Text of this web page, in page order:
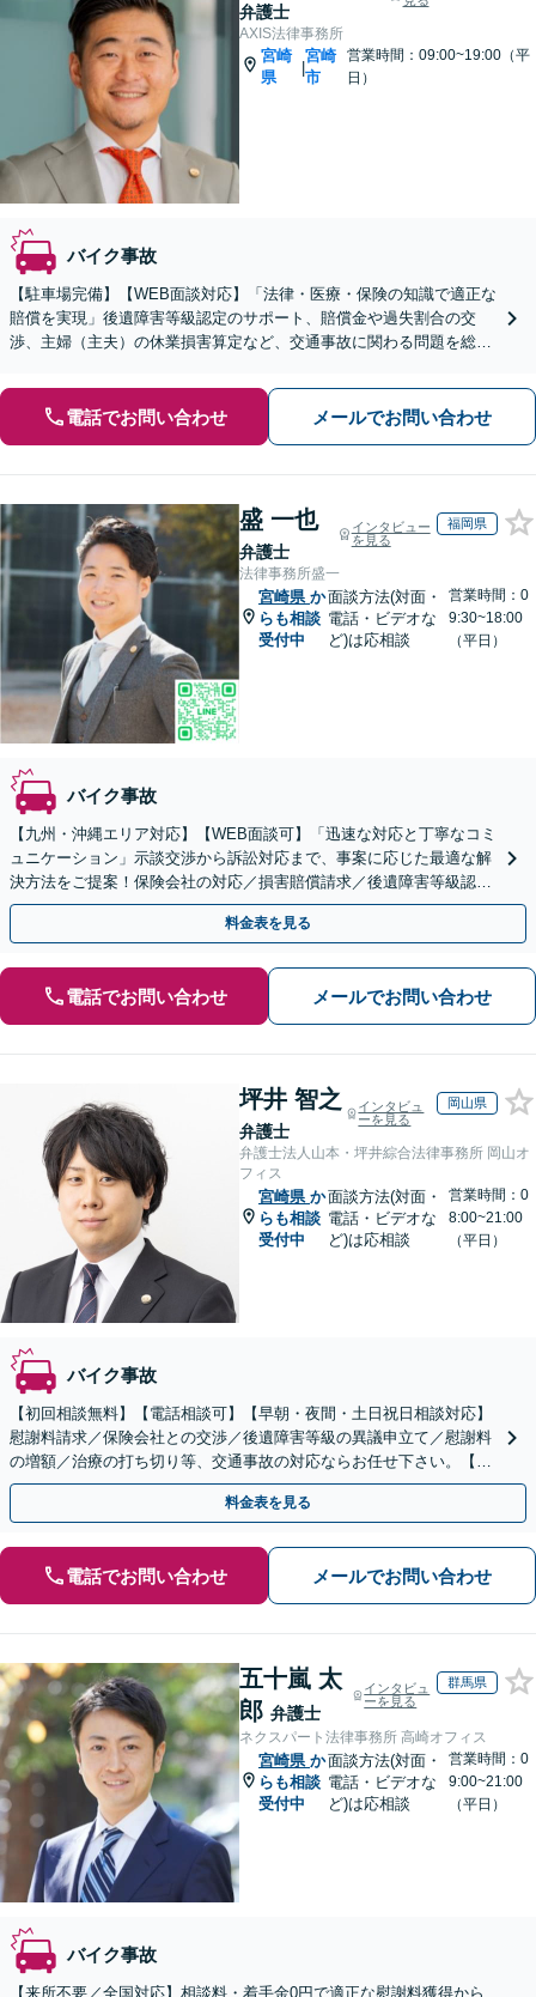
弁護士
AXIS法律事務所
宮崎
県
|
宮崎
市
営業時間：09:00~19:00（平
日）
バイク事故
【駐車場完備】【WEB面談対応】「法律・医療・保険の知識で適正な
賠償を実現」後遺障害等級認定のサポート、賠償金や過失割合の交
渉、主婦（主夫）の休業損害算定など、交通事故に関わる問題を総合
電話でお問い合わせ メールでお問い合わせ
盛 一也
弁護士
インタビュー
を見る
福岡県
法律事務所盛一
宮崎県 か
らも相談
受付中
面談方法(対面・
電話・ビデオな
ど)は応相談
営業時間：0
9:30~18:00
（平日）
バイク事故
【九州・沖縄エリア対応】【WEB面談可】「迅速な対応と丁寧なコミ
ュニケーション」示談交渉から訴訟対応まで、事案に応じた最適な解
決方法をご提案！保険会社の対応／損害賠償請求／後遺障害等級認定
／休業損害／示談交渉／治療費の打ち切り／死亡事故など
料金表を見る
電話でお問い合わせ メールでお問い合わせ
坪井 智之
弁護士
インタビュ
ーを見る
岡山県
弁護士法人山本・坪井綜合法律事務所 岡山オ
フィス
宮崎県 か
らも相談
受付中
面談方法(対面・
電話・ビデオな
ど)は応相談
営業時間：0
8:00~21:00
（平日）
バイク事故
【初回相談無料】【電話相談可】【早朝・夜間・土日祝日相談対応】
慰謝料請求／保険会社との交渉／後遺障害等級の異議申立て／慰謝料
の増額／治療の打ち切り等、交通事故の対応ならお任せ下さい。【交
通事故に強い弁護士】弁護士特約利用可【カード払い可】
料金表を見る
電話でお問い合わせ メールでお問い合わせ
五十嵐 太
郎 弁護士
インタビュ
ーを見る
群馬県
ネクスパート法律事務所 高崎オフィス
宮崎県 か
らも相談
受付中
面談方法(対面・
電話・ビデオな
ど)は応相談
営業時間：0
9:00~21:00
（平日）
バイク事故
【来所不要／全国対応】相談料・着手金0円で適正な慰謝料獲得から